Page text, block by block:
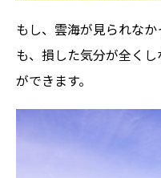
もし、雲海が見られな
も、損した気分が全く
ができます。